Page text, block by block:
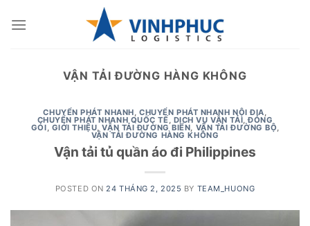
VẬN TẢI ĐƯỜNG HÀNG KHÔNG
CHUYỂN PHÁT NHANH,CHUYỂN PHÁT NHANH NỘI ĐỊA,
CHUYỂN PHÁT NHANH QUỐC TẾ, DỊCH VỤ VẬN TẢI,ĐÓNG
GÓI, GIỚI THIỆU,VẬN TẢI ĐƯỜNG BIỂN, VẬN TẢI ĐƯỜNG BỘ,
VẬN TẢI ĐƯỜNG HÀNG KHÔNG
Vận tải tủ quần áo đi Philippines
POSTED ON 24 THÁNG 2, 2025 BY TEAM_HUONG